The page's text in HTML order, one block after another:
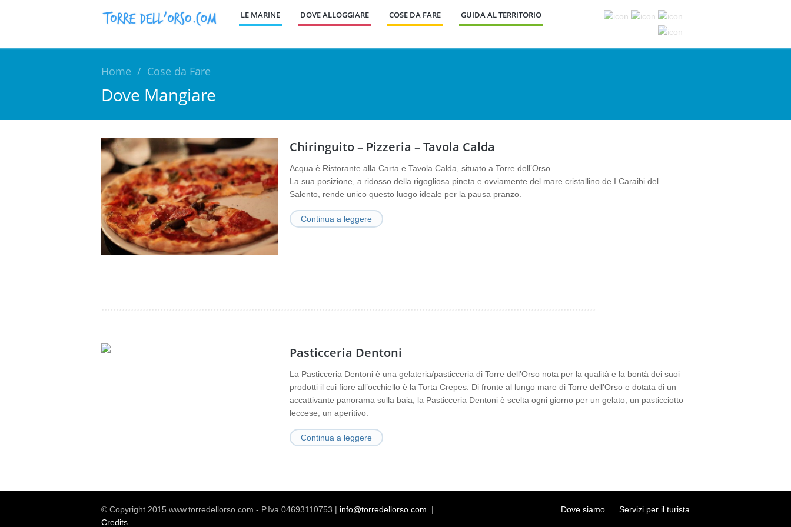
LE MARINE DOVE ALLOGGIARE COSE DA FARE GUIDA AL TERRITORIO
Home / Cose da Fare
Dove Mangiare
Chiringuito – Pizzeria – Tavola Calda
Acqua è Ristorante alla Carta e Tavola Calda, situato a Torre dell’Orso.
La sua posizione, a ridosso della rigogliosa pineta e ovviamente del mare cristallino de I Caraibi del
Salento, rende unico questo luogo ideale per la pausa pranzo.
Continua a leggere
Pasticceria Dentoni
La Pasticceria Dentoni è una gelateria/pasticceria di Torre dell’Orso nota per la qualità e la bontà dei suoi
prodotti il cui fiore all’occhiello è la Torta Crepes. Di fronte al lungo mare di Torre dell’Orso e dotata di un
accattivante panorama sulla baia, la Pasticceria Dentoni è scelta ogni giorno per un gelato, un pasticciotto
leccese, un aperitivo.
Continua a leggere
Dove siamo Servizi per il turista
© Copyright 2015 www.torredellorso.com - P.Iva 04693110753 | info@torredellorso.com |
Credits